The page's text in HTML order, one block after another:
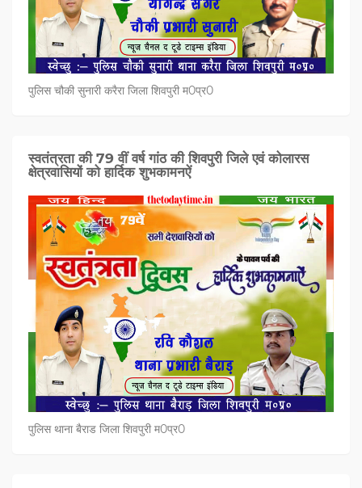
पुलिस चौकी सुनारी करैरा जिला शिवपुरी म0प्र0
स्वतंत्रता की 79 वीं वर्ष गांठ की शिवपुरी जिले एवं कोलारस
क्षेत्रवासियों को हार्दिक शुभकामनऐं
पुलिस थाना बैराड जिला शिवपुरी म0प्र0